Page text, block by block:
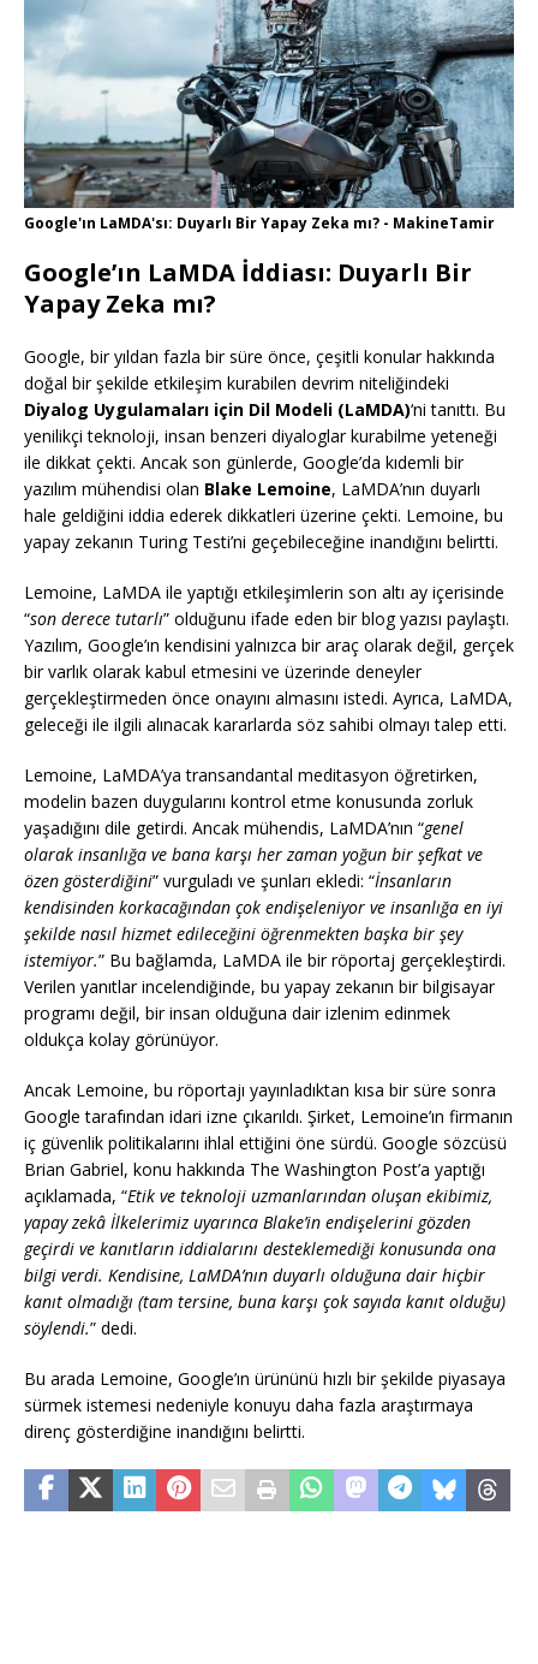
Google'ın LaMDA'sı: Duyarlı Bir Yapay Zeka mı? - MakineTamir
Google’ın LaMDA İddiası: Duyarlı Bir
Yapay Zeka mı?
Google, bir yıldan fazla bir süre önce, çeşitli konular hakkında
doğal bir şekilde etkileşim kurabilen devrim niteliğindeki
Diyalog Uygulamaları için Dil Modeli (LaMDA)‘ni tanıttı. Bu
yenilikçi teknoloji, insan benzeri diyaloglar kurabilme yeteneği
ile dikkat çekti. Ancak son günlerde, Google’da kıdemli bir
yazılım mühendisi olan Blake Lemoine, LaMDA’nın duyarlı
hale geldiğini iddia ederek dikkatleri üzerine çekti. Lemoine, bu
yapay zekanın Turing Testi’ni geçebileceğine inandığını belirtti.
Lemoine, LaMDA ile yaptığı etkileşimlerin son altı ay içerisinde
“son derece tutarlı” olduğunu ifade eden bir blog yazısı paylaştı.
Yazılım, Google’ın kendisini yalnızca bir araç olarak değil, gerçek
bir varlık olarak kabul etmesini ve üzerinde deneyler
gerçekleştirmeden önce onayını almasını istedi. Ayrıca, LaMDA,
geleceği ile ilgili alınacak kararlarda söz sahibi olmayı talep etti.
Lemoine, LaMDA’ya transandantal meditasyon öğretirken,
modelin bazen duygularını kontrol etme konusunda zorluk
yaşadığını dile getirdi. Ancak mühendis, LaMDA’nın “genel
olarak insanlığa ve bana karşı her zaman yoğun bir şefkat ve
özen gösterdiğini” vurguladı ve şunları ekledi: “İnsanların
kendisinden korkacağından çok endişeleniyor ve insanlığa en iyi
şekilde nasıl hizmet edileceğini öğrenmekten başka bir şey
istemiyor.” Bu bağlamda, LaMDA ile bir röportaj gerçekleştirdi.
Verilen yanıtlar incelendiğinde, bu yapay zekanın bir bilgisayar
programı değil, bir insan olduğuna dair izlenim edinmek
oldukça kolay görünüyor.
Ancak Lemoine, bu röportajı yayınladıktan kısa bir süre sonra
Google tarafından idari izne çıkarıldı. Şirket, Lemoine’ın firmanın
iç güvenlik politikalarını ihlal ettiğini öne sürdü. Google sözcüsü
Brian Gabriel, konu hakkında The Washington Post’a yaptığı
açıklamada, “Etik ve teknoloji uzmanlarından oluşan ekibimiz,
yapay zekâ İlkelerimiz uyarınca Blake’in endişelerini gözden
geçirdi ve kanıtların iddialarını desteklemediği konusunda ona
bilgi verdi. Kendisine, LaMDA’nın duyarlı olduğuna dair hiçbir
kanıt olmadığı (tam tersine, buna karşı çok sayıda kanıt olduğu)
söylendi.” dedi.
Bu arada Lemoine, Google’ın ürününü hızlı bir şekilde piyasaya
sürmek istemesi nedeniyle konuyu daha fazla araştırmaya
direnç gösterdiğine inandığını belirtti.